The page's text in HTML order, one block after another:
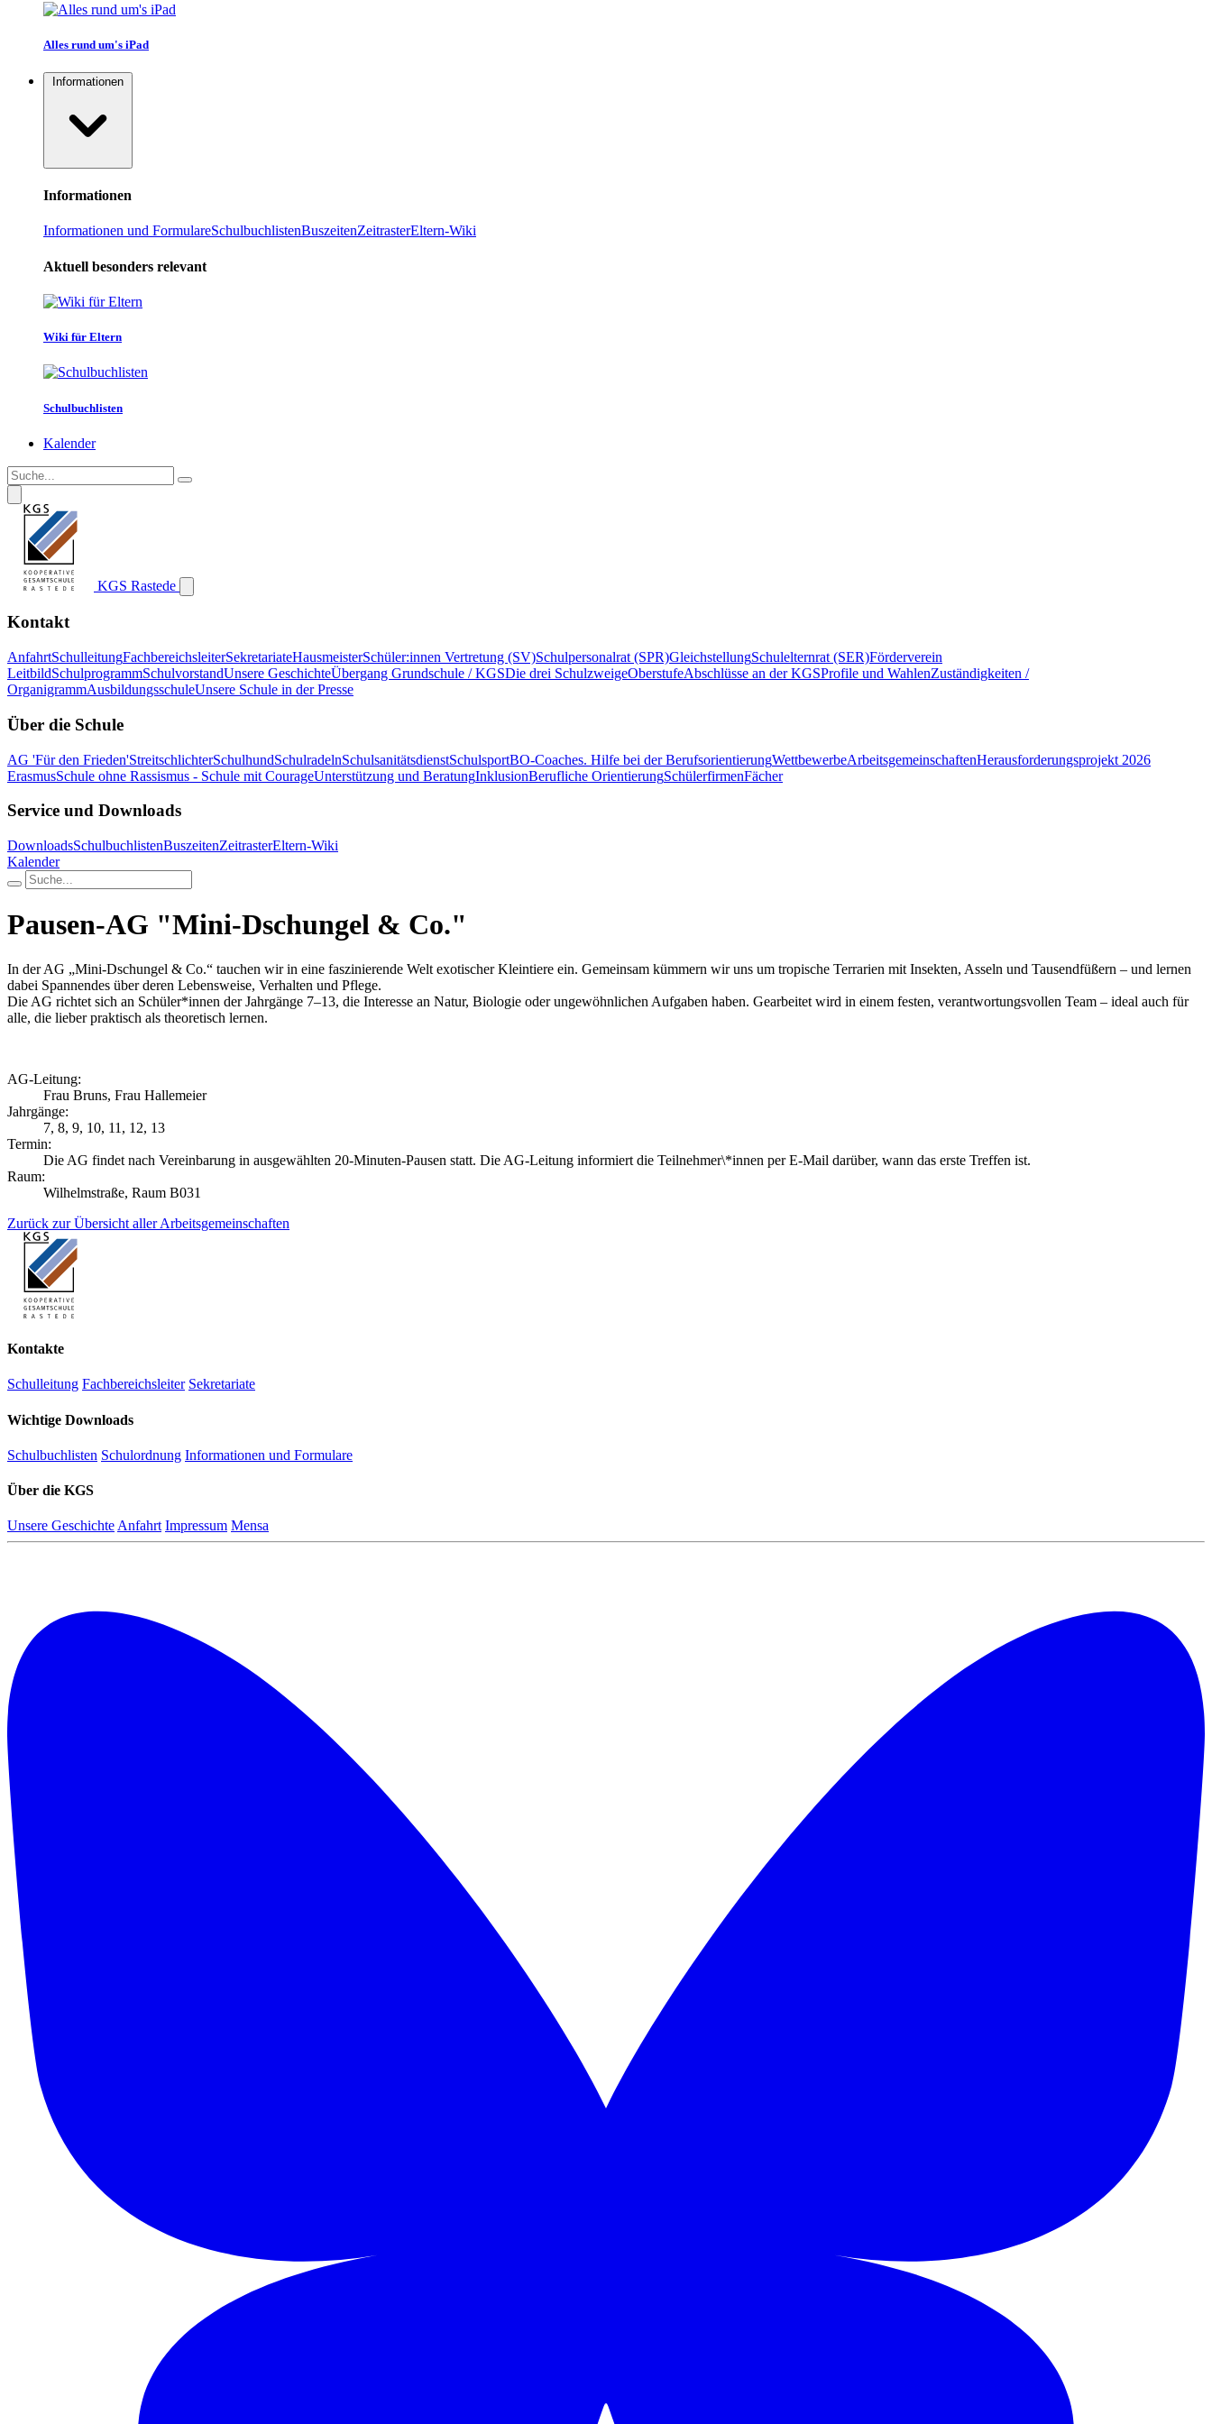
Alles rund um's iPad
Informationen
Informationen
Informationen und FormulareSchulbuchlistenBuszeitenZeitrasterEltern-Wiki
Aktuell besonders relevant
Wiki für Eltern
Schulbuchlisten
Kalender
KGS Rastede
Kontakt
AnfahrtSchulleitungFachbereichsleiterSekretariateHausmeisterSchüler:innen Vertretung (SV)Schulpersonalrat (SPR)GleichstellungSchulelternrat (SER)Förderverein
LeitbildSchulprogrammSchulvorstandUnsere GeschichteÜbergang Grundschule / KGSDie drei SchulzweigeOberstufeAbschlüsse an der KGSProfile und WahlenZuständigkeiten /
OrganigrammAusbildungsschuleUnsere Schule in der Presse
Über die Schule
AG 'Für den Frieden'StreitschlichterSchulhundSchulradelnSchulsanitätsdienstSchulsportBO-Coaches. Hilfe bei der BerufsorientierungWettbewerbeArbeitsgemeinschaftenHerausforderungsprojekt 2026
ErasmusSchule ohne Rassismus - Schule mit CourageUnterstützung und BeratungInklusionBerufliche OrientierungSchülerfirmenFächer
Service und Downloads
DownloadsSchulbuchlistenBuszeitenZeitrasterEltern-Wiki
Kalender
Pausen-AG "Mini-Dschungel & Co."
In der AG „Mini-Dschungel & Co.“ tauchen wir in eine faszinierende Welt exotischer Kleintiere ein. Gemeinsam kümmern wir uns um tropische Terrarien mit Insekten, Asseln und Tausendfüßern – und lernen
dabei Spannendes über deren Lebensweise, Verhalten und Pflege.
Die AG richtet sich an Schüler*innen der Jahrgänge 7–13, die Interesse an Natur, Biologie oder ungewöhnlichen Aufgaben haben. Gearbeitet wird in einem festen, verantwortungsvollen Team – ideal auch für
alle, die lieber praktisch als theoretisch lernen.
AG-Leitung:
Frau Bruns, Frau Hallemeier
Jahrgänge:
7, 8, 9, 10, 11, 12, 13
Termin:
Die AG findet nach Vereinbarung in ausgewählten 20-Minuten-Pausen statt. Die AG-Leitung informiert die Teilnehmer\*innen per E-Mail darüber, wann das erste Treffen ist.
Raum:
Wilhelmstraße, Raum B031
Zurück zur Übersicht aller Arbeitsgemeinschaften
Kontakte
Schulleitung Fachbereichsleiter Sekretariate
Wichtige Downloads
Schulbuchlisten Schulordnung Informationen und Formulare
Über die KGS
Unsere GeschichteAnfahrt Impressum Mensa